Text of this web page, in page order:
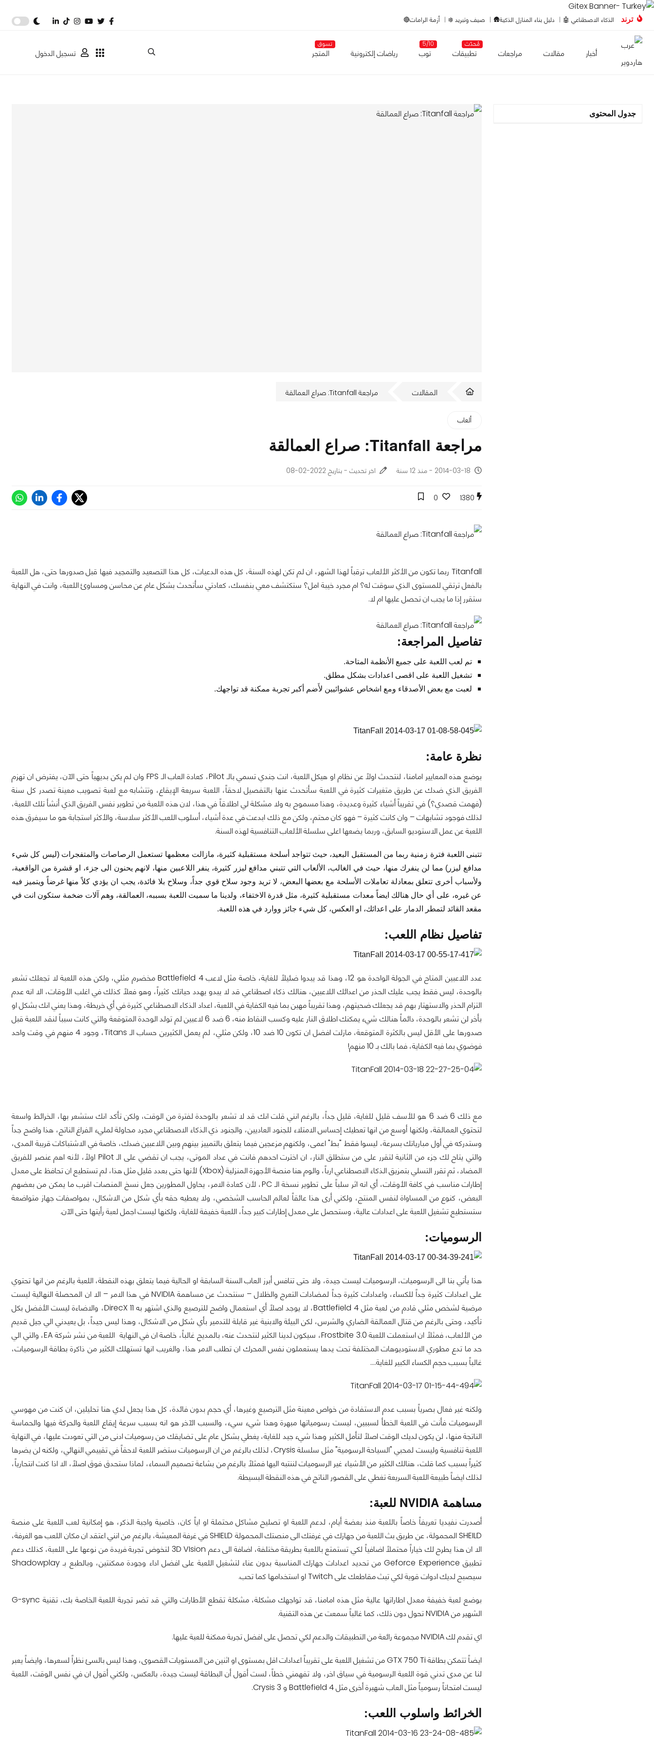
ترند الذكاء الاصطناعي 🤖 دليل بناء المنازل الذكية🛖 صيف وتبريد ❄️ أزمة الرامات🔴
أخبار مقالات مراجعات
مُحدّث
تطبيقات
5/10
توب رياضات إلكترونية
تسوق
المتجر تسجيل الدخول
جدول المحتوى
المقالات مراجعة Titanfall: صراع العمالقة
ألعاب
مراجعة Titanfall: صراع العمالقة
2014-03-18 - منذ 12 سنة اخر تحديث - بتاريخ 2022-02-08
1380
0
Titanfall ربما تكون من الأكثر الألعاب ترقباً لهذا الشهر، ان لم تكن لهذه السنة، كل هذه الدعيات، كل هذا التصعيد والتمجيد فيها قبل صدورها حتى، هل اللعبة
بالفعل ترتقي للمستوى الذي سوقت له؟ ام مجرد خيبة امل؟ ستكتشف معي بنفسك، كعادتي سأتحدث بشكل عام عن محاسن ومساوئ اللعبة، وانت في النهاية
ستقرر إذا ما يجب ان تحصل عليها ام لا.
تفاصيل المراجعة:
تم لعب اللعبة على جميع الأنظمة المتاحة.
تشغيل اللعبة على اقصى اعدادات بشكل مطلق.
لعبت مع بعض الأصدقاء ومع اشخاص عشوائيين لأَضم أكبر تجربة ممكنة قد تواجهك.
نظرة عامة:
بوضع هذه المعايير امامنا، لنتحدث اولاً عن نظام او هيكل اللعبة، انت جندي تسمي بالـPilot، كعادة العاب الـ FPS وان لم يكن بديهياً حتى الآن، يفترض ان تهزم
الفريق الذي ضدك عن طريق متغيرات كثيرة في اللعبة سأتحدث عنها بالتفصيل لاحقاً، اللعبة سريعة الإيقاع، وتتشابه مع لعبة تصويب معينة تصدر كل سنة
(فهمت قصدي؟) في تقريباً أشياء كثيرة وعديدة، وهذا مسموح به ولا مشكلة لي اطلاقاً في هذا، لان هذه اللعبة من تطوير نفس الفريق الذي أنشأ تلك اللعبة،
لذلك فوجود تشابهات – وان كانت كثيرة – فهو كان محتم، ولكن مع ذلك ابدعت في عدة أشياء، أسلوب اللعب الأكثر سلاسة، والأكثر استجابة هو ما سيفرق هذه
اللعبة عن عمل الاستوديو السابق، وربما يضعها اعلى سلسلة الألعاب التنافسية لهذه السنة.
تتبنى اللعبة فترة زمنية ربما من المستقبل البعيد، حيث تتواجد أسلحة مستقبلية كثيرة، مازالت معظمها تستعمل الرصاصات والمتفجرات (ليس كل شيء
مدافع ليزر) مما لن ينفرك منها، حيث في الغالب، الألعاب التي تتبني مدافع ليزر كثيرة، ينفر اللاعبين منها، لانهم يحنون الى جزء، او قشرة من الواقعية،
ولأسباب أخرى تتعلق بمعادلة تعاملات الأسلحة مع بعضها البعض، لا تريد وجود سلاح قوي جداً، وسلاح بلا فائدة، يجب ان يؤدي كلاً منها غرضاً ويتميز فيه
عن غيره، على أي حال هنالك ايضاً معدات مستقبلية كثيرة، مثل قدرة الاختفاء، ولدينا ما سميت اللعبة بسببه، العمالقة، وهم آلات ضخمة ستكون انت في
مقعد القائد لتمطر الدمار على اعدائك، او العكس، كل شيء جائز ووارد في هذه اللعبة.
تفاصيل نظام اللعب:
عدد اللاعبين المتاح في الجولة الواحدة هو 12، وهذا قد يبدوا ضئيلاً للغاية، خاصة مثل لاعب Battlefield 4مخضرم مثلي، ولكن هذه اللعبة لا تجعلك تشعر
بالوحدة، ليس فقط يجب عليك الحذر من اعدائك اللاعبين، هنالك ذكاء اصطناعي قد لا يبدو يهدد حياتك كثيراً، وهو فعلاً كذلك في اغلب الأوقات، الا انه عدم
التزام الحذر والاستهتار بهم قد يجعلك ضحيتهم، وهذا تقريباً مهين بما فيه الكفاية في اللعبة، اعداد الذكاء الاصطناعي كثيرة في أي خريطة، وهذا يعني انك بشكل او
بأخر لن تشعر بالوحدة، دائماً هنالك شيء يمكنك اطلاق النار عليه وكسب النقاط منه، 6 ضد 6 لاعبين لم تولد الوحدة المتوقعة والتي كانت سبباً لنقد اللعبة قبل
صدورها على الأقل ليس بالكثرة المتوقعة، مازلت افضل ان تكون 10 ضد 10، ولكن مثلي، لم يعمل الكثيرين حساب الـ
Titans
، وجود 4 منهم في وقت واحد
فوضوي بما فيه الكفاية، فما بالك بـ 10 منهم!
مع ذلك 6 ضد 6 هو للأسف قليل للغاية، قليل جداً، بالرغم انني قلت انك قد لا تشعر بالوحدة لفترة من الوقت، ولكن تأكد انك ستشعر بها، الخرائط واسعة
لتحتوي العمالقة، ولكنها أوسع من انها تعطيك إحساس الامتلاء للجنود العاديين، والجنود ذي الذكاء الاصطناعي مجرد محاولة لمليء الفراغ الناتج، هذا واضح جداً
وستدركه في أول مبارياتك بسرعة، ليسوا فقط "بط" اعمى، ولكنهم مزعجين فيما يتعلق بالتمييز بينهم وبين اللاعبين ضدك، خاصة في الاشتباكات قريبة المدى،
والتي يتاح لك جزء من الثانية لتقرر على من ستطلق النار، ان اخترت احدهم فانت في عداد الموتى، يجب ان تقضي على الـPilot اولاً، لأنه اهم عنصر للفريق
المضاد، ثم تقرر التسلي بتمزيق الذكاء الاصطناعي ارباً، والوم هنا منصة الأجهزة المنزلية (Xbox) لأنها حتى بعدد قليل مثل هذا، لم تستطيع ان تحافظ على معدل
إطارات مناسب في كافة الأوقات، أي انه اثر سلباً على تطوير نسخة الـPC، لأن كعادة الامر، يحاول المطورين جعل نسخ المنصات اقرب ما يمكن من بعضهم
البعض، كنوع من المساواة لنفس المنتج، ولكني أرى هذا عائقاً لعالم الحاسب الشخصي، ولا يعطيه حقه بأي شكل من الاشكال، بمواصفات جهاز متواضعة
ستستطيع تشغيل اللعبة على اعدادات عالية، وستحصل على معدل إطارات كبير جداً، اللعبة خفيفة للغاية، ولكنها ليست اجمل لعبة رأيتها حتى الآن.
الرسوميات:
هذا يأتي بنا الى الرسوميات، الرسوميات ليست جيدة، ولا حتى تنافس أبرز العاب السنة السابقة او الحالية فيما يتعلق بهذه النقطة، اللعبة بالرغم من انها تحتوي
على اعدادات كثيرة جداً للكساء، واعدادات كثيرة جداً لمضادات التعرج والظلال – سنتحدث عن مساهمةNVIDIA في هذا الامر – الا ان المحصلة النهائية ليست
مرضية لشخص مثلي قادم من لعبة مثل Battlefield 4، لا يوجد اصلاً أي استعمال واضح للترصيع والذي اشتهر به DirecX 11، والاضاءة ليست الأفضل بكل
تأكيد، وحتى بالرغم من قتال العمالقة الضاري والشرس، لكن البيئة والابنية غير قابلة للتدمير بأي شكل من الاشكال، وهذا ليس جيداً، بل يعيدني الي جيل قديم
من الألعاب، فمثلاً ان استعملت اللعبة Frostbite 3.0، سيكون لدينا الكثير لنتحدث عنه، بالمديح غالباً، خاصة ان في النهاية اللعبة من نشر شركة EA، والتي الي
حد ما تدع مطوري الاستوديوهات المختلفة تحت يدها يستعملون نفس المحرك ان تطلب الامر هذا، والغريب انها تستهلك الكثير من ذاكرة بطاقة الرسوميات،
غالباً بسبب حجم الكساء الكبير للغاية....
ولكنه غير فعال بصرياً بسبب عدم الاستفادة من خواص معينة مثل الترصيع وغيرها، أي حجم بدون فائدة، كل هذا يجعل لدي هنا تحليلين، ان كنت من مهوسي
الرسوميات فأنت في اللعبة الخطأ لسببين، ليست رسومياتها مبهرة وهذا شيء سيء، والسبب الآخر هو انه بسبب سرعة إيقاع اللعبة والحركة فيها والحماسة
الناتجة منها، لن يكون لديك الوقت اصلاً لتأمل الكثير وهذا شيء جيد للغاية، يغطي بشكل عام على تضايقك من رسوميات ادنى من التي تعودت عليها، في النهاية
اللعبة تنافسية وليست لمحبي "السياحة الرسومية" مثل سلسلة Crysis، لذلك بالرغم من ان الرسوميات ستضر اللعبة لاحقاً في تقييمي النهائي، ولكنه لن يضرها
كثيراً بسبب كما قلت، هنالك الكثير من الأشياء غير الرسوميات لننتبه اليها فمثلاً بالرغم من بشاعة تصميم السماء، لماذا ستحدق فوق اصلاً، الا اذا كنت انتحارياً،
لذلك ايضاً طبيعة اللعبة السريعة تغطي على القصور الناتج في هذه النقطة البسيطة.
مساهمة NVIDIA للعبة:
أصدرت نفيديا تعريفاً خاصاً باللعبة منذ بعضة أيام، لدعم اللعبة او تصليح مشاكل محتملة او اياً كان، خاصية واجبة الذكر، هو إمكانية لعب اللعبة على منصة
SHEILDالمحمولة، عن طريق بث اللعبة من جهازك في غرفتك الى منصتك المحمولة SHIELDفي غرفة المعيشة، بالرغم من انني اعتقد ان مكان اللعب هو الغرفة،
الا ان هذا يطرح لك خياراً محتملاً اضافياً لكي تستمتع باللعبة بطريقة مختلفة، اضافة الى دعم 3D VIsion لتخوض تجربة فريدة من نوعها على اللعبة، كذلك دعم
تطبيق Geforce Experience من تحديد اعدادات جهازك المناسبة بدون عناء لتشغيل اللعبة على افضل اداء وجودة ممكنتين، وبالطبع بـ Shadowplay
سيصبح لديك ادوات قوية لكي تبث مقاطعك على Twitch او استخدامها كما تحب.
بوضع لعبة خفيفة معدل اطاراتها عالية مثل هذه امامنا، قد تواجهك مشكلة، مشكلة تقطع الأطارات والتي قد تضر تجربة اللعبة الخاصة بك، تقنية G-sync
الشهير من NVIDIA تحول دون ذلك، كما غالباً سمعت عن هذه التقنية.
اي تقدم لك NVIDIA مجموعة رائعة من التطبيقات والدعم لكي تحصل على افضل تجربة ممكنة للعبة عليها.
ايضاً تتمكن بطاقة GTX 750 Tiمن تشغيل اللعبة على تقريباً اعدادات اقل بمستوى او اثنين من المستويات القصوى، وهذا ليس بالسئ نظراً لسعرها، وايضاً يعبر
لنا عن مدى تدني قوة اللعبة الرسومية في سياق اخر، ولا تفهمني خطاً، لست أقول أن البطاقة ليست جيدة، بالعكس، ولكني أقول ان في نفس الوقت، اللعبة
ليست امتحاناً رسومياً مثل العاب شهيرة أخرى مثلBattlefield 4 و Crysis 3
.
الخرائط واسلوب اللعب: